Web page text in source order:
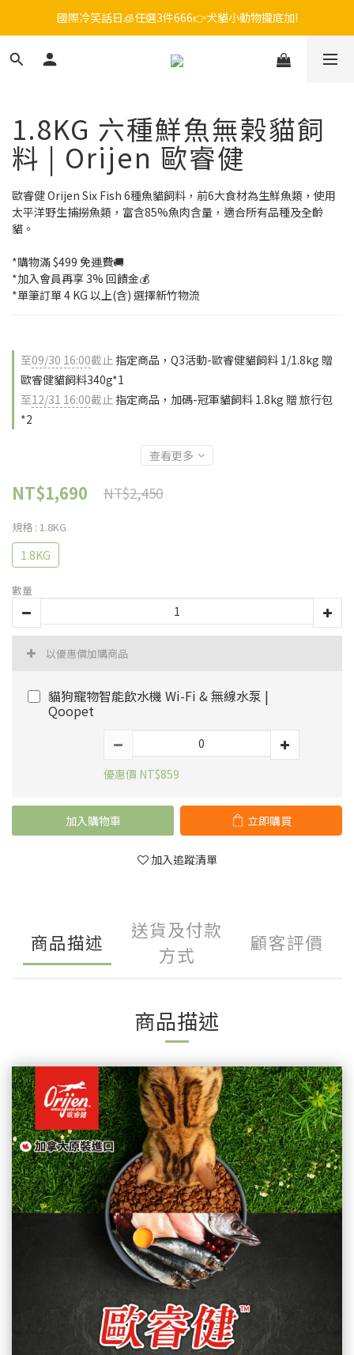
毛孩FUN暑假，飼料最低45折起😻只到9/21
😎吉老闆 即期飼料出清中💥只要599起
毛孩FUN暑假，飼料最低45折起😻只到9/21
1.8KG 六種鮮魚無榖貓飼
料 | Orijen 歐睿健
歐睿健 Orijen Six Fish 6種魚貓飼料，前6大食材為生鮮魚類，使用
太平洋野生捕撈魚類，富含85%魚肉含量，適合所有品種及全齡
貓。
*購物滿 $499 免運費🚚
*加入會員再享 3% 回饋金💰
*單筆訂單 4 KG 以上(含) 選擇新竹物流
至09/30 16:00截止 指定商品，Q3活動-歐睿健貓飼料 1/1.8kg 贈
歐睿健貓飼料340g*1
至12/31 16:00截止 指定商品，加碼-冠軍貓飼料 1.8kg 贈 旅行包
*2
查看更多
NT$2,450
NT$1,690
規格 : 1.8KG
1.8KG
數量
以優惠價加購商品
貓狗寵物智能飲水機 Wi-Fi & 無線水泵 |
Qoopet
優惠價 NT$859
加入購物車 立即購買
加入追蹤清單
商品描述
送貨及付款
方式
顧客評價
商品描述